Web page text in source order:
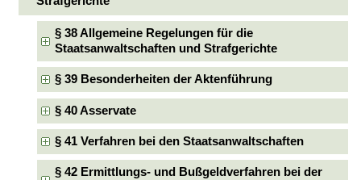
§ 38 Allgemeine Regelungen für die
Staatsanwaltschaften und Strafgerichte
§ 39 Besonderheiten der Aktenführung
§ 40 Asservate
§ 41 Verfahren bei den Staatsanwaltschaften
§ 42 Ermittlungs- und Bußgeldverfahren bei der